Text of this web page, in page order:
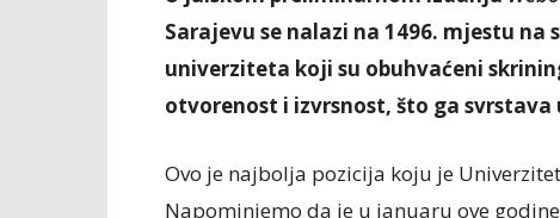
Sarajevu se nalazi na 1496. mjestu
univerziteta koji su obuhvaćeni
otvorenost i izvrsnost, što ga
Ovo je najbolja pozicija koju je
Napominjemo da je u januaru ove